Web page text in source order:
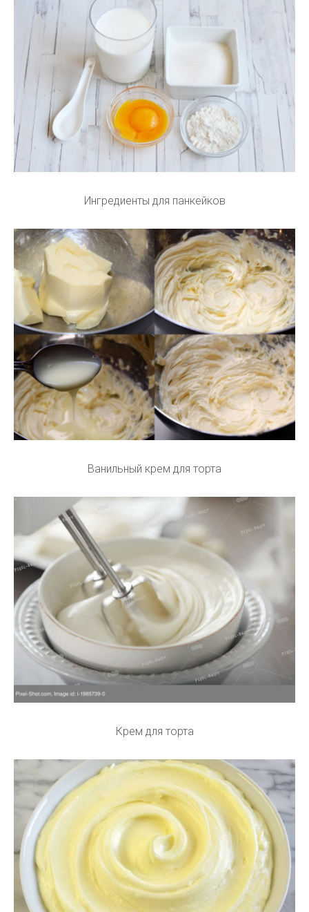
Ингредиенты для панкейков
Ванильный крем для торта
Крем для торта